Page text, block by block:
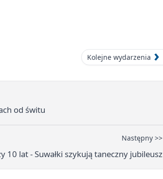
Kolejne wydarzenia
od świtu
Następny >>
10 lat - Suwałki szykują taneczny jubileusz